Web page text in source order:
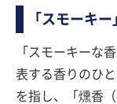
「スモーキ
「スモーキーな
表する香りのひ
を指し、「燻香